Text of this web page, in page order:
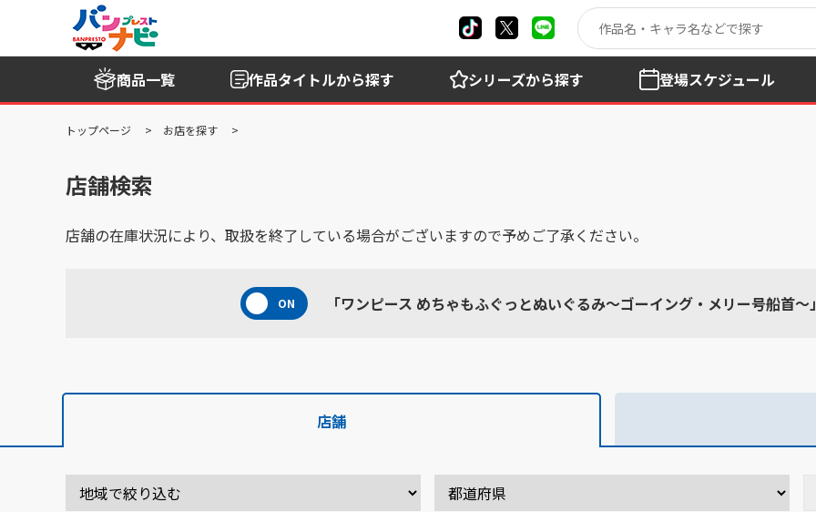
商品一覧 作品タイトルから探す シリーズから探す 登場スケジュール
トップページ お店を探す
店舗検索
店舗の在庫状況により、取扱を終了している場合がございますので予めご了承ください。
「ワンピース めちゃもふぐっとぬいぐるみ～ゴーイング・メリー号船首～」
店舗